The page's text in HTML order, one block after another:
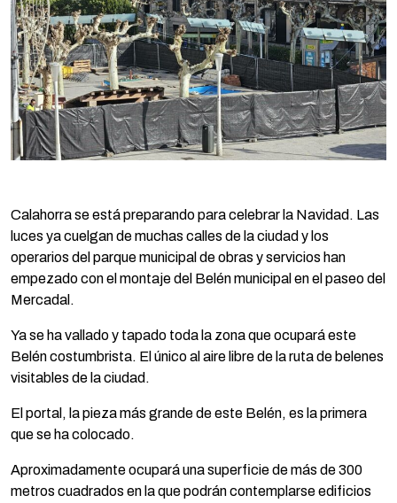
Calahorra se está preparando para celebrar la Navidad. Las
luces ya cuelgan de muchas calles de la ciudad y los
operarios del parque municipal de obras y servicios han
empezado con el montaje del Belén municipal en el paseo del
Mercadal.
Ya se ha vallado y tapado toda la zona que ocupará este
Belén costumbrista. El único al aire libre de la ruta de belenes
visitables de la ciudad.
El portal, la pieza más grande de este Belén, es la primera
que se ha colocado.
Aproximadamente ocupará una superficie de más de 300
metros cuadrados en la que podrán contemplarse edificios